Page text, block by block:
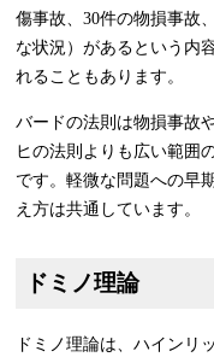
傷事故、30件の物損事故
な状況）があるという内
れることもあります。
バードの法則は物損事故
ヒの法則よりも広い範囲
です。軽微な問題への早
え方は共通しています。
ドミノ理論
ドミノ理論は、ハインリ